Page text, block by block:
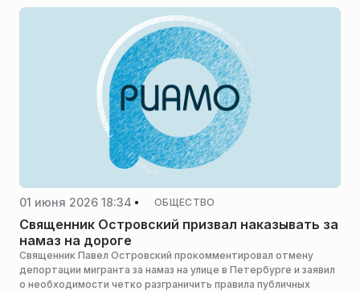
01 июня 2026 18:34 ОБЩЕСТВО
Священник Островский призвал наказывать за
намаз на дороге
Священник Павел Островский прокомментировал отмену
депортации мигранта за намаз на улице в Петербурге и заявил
о необходимости четко разграничить правила публичных